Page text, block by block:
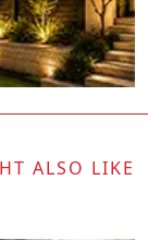
ALSO LIKE